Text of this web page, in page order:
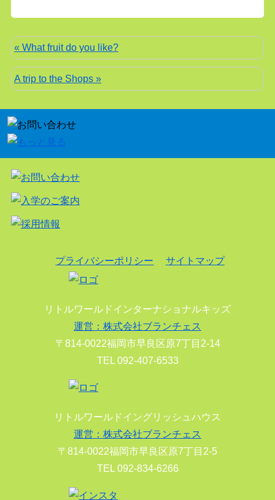
« What fruit do you like?
A trip to the Shops »
プライバシーポリシー サイトマップ
リトルワールドインターナショナルキッズ
運営：株式会社ブランチェス
〒814-0022福岡市早良区原7丁目2-14
TEL 092-407-6533
リトルワールドイングリッシュハウス
運営：株式会社ブランチェス
〒814-0022福岡市早良区原7丁目2-5
TEL 092-834-6266